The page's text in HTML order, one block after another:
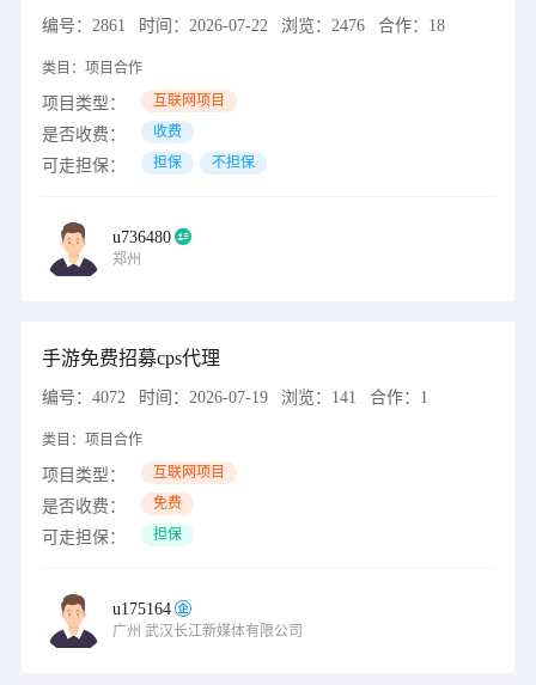
编号： 2861 时间： 2026-07-22 浏览： 2476 合作： 18
类目： 项目合作
项目类型： 互联网项目
是否收费： 收费
可走担保： 担保 不担保
u736480
郑州
手游免费招募cps代理
编号： 4072 时间： 2026-07-19 浏览： 141 合作： 1
类目： 项目合作
项目类型： 互联网项目
是否收费： 免费
可走担保： 担保
u175164
广州 武汉长江新媒体有限公司